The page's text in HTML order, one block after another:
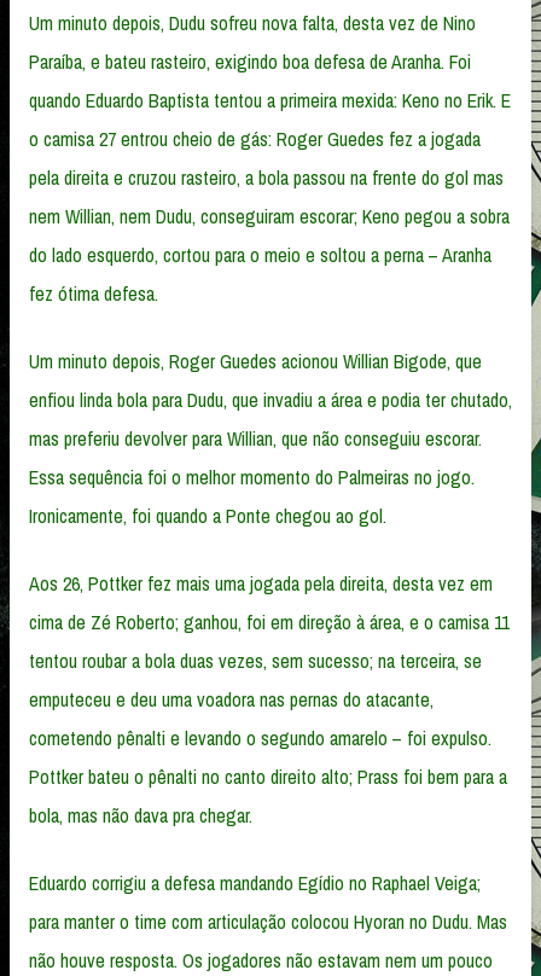
Um minuto depois, Dudu sofreu nova falta, desta vez de Nino
Paraíba, e bateu rasteiro, exigindo boa defesa de Aranha. Foi
quando Eduardo Baptista tentou a primeira mexida: Keno no Erik. E
o camisa 27 entrou cheio de gás: Roger Guedes fez a jogada
pela direita e cruzou rasteiro, a bola passou na frente do gol mas
nem Willian, nem Dudu, conseguiram escorar; Keno pegou a sobra
do lado esquerdo, cortou para o meio e soltou a perna – Aranha
fez ótima defesa.
Um minuto depois, Roger Guedes acionou Willian Bigode, que
enfiou linda bola para Dudu, que invadiu a área e podia ter chutado,
mas preferiu devolver para Willian, que não conseguiu escorar.
Essa sequência foi o melhor momento do Palmeiras no jogo.
Ironicamente, foi quando a Ponte chegou ao gol.
Aos 26, Pottker fez mais uma jogada pela direita, desta vez em
cima de Zé Roberto; ganhou, foi em direção à área, e o camisa 11
tentou roubar a bola duas vezes, sem sucesso; na terceira, se
emputeceu e deu uma voadora nas pernas do atacante,
cometendo pênalti e levando o segundo amarelo – foi expulso.
Pottker bateu o pênalti no canto direito alto; Prass foi bem para a
bola, mas não dava pra chegar.
Eduardo corrigiu a defesa mandando Egídio no Raphael Veiga;
para manter o time com articulação colocou Hyoran no Dudu. Mas
não houve resposta. Os jogadores não estavam nem um pouco